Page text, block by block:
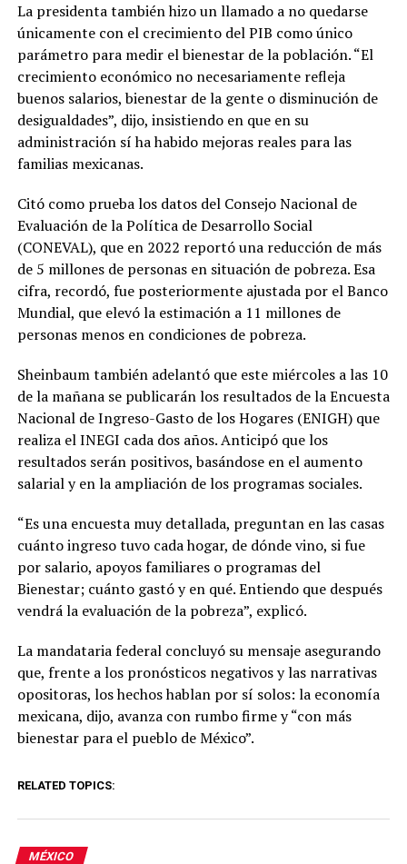
La presidenta también hizo un llamado a no quedarse
únicamente con el crecimiento del PIB como único
parámetro para medir el bienestar de la población. “El
crecimiento económico no necesariamente refleja
buenos salarios, bienestar de la gente o disminución de
desigualdades”, dijo, insistiendo en que en su
administración sí ha habido mejoras reales para las
familias mexicanas.
Citó como prueba los datos del Consejo Nacional de
Evaluación de la Política de Desarrollo Social
(CONEVAL), que en 2022 reportó una reducción de más
de 5 millones de personas en situación de pobreza. Esa
cifra, recordó, fue posteriormente ajustada por el Banco
Mundial, que elevó la estimación a 11 millones de
personas menos en condiciones de pobreza.
Sheinbaum también adelantó que este miércoles a las 10
de la mañana se publicarán los resultados de la Encuesta
Nacional de Ingreso-Gasto de los Hogares (ENIGH) que
realiza el INEGI cada dos años. Anticipó que los
resultados serán positivos, basándose en el aumento
salarial y en la ampliación de los programas sociales.
“Es una encuesta muy detallada, preguntan en las casas
cuánto ingreso tuvo cada hogar, de dónde vino, si fue
por salario, apoyos familiares o programas del
Bienestar; cuánto gastó y en qué. Entiendo que después
vendrá la evaluación de la pobreza”, explicó.
La mandataria federal concluyó su mensaje asegurando
que, frente a los pronósticos negativos y las narrativas
opositoras, los hechos hablan por sí solos: la economía
mexicana, dijo, avanza con rumbo firme y “con más
bienestar para el pueblo de México”.
RELATED TOPICS:
MÉXICO